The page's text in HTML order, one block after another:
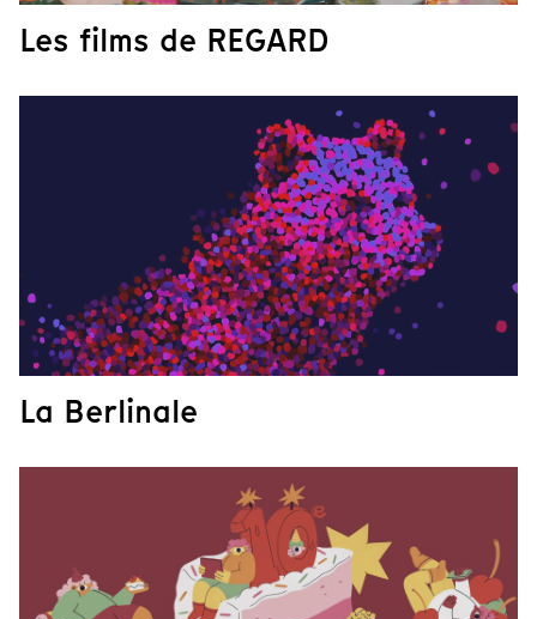
Les films de REGARD
La Berlinale